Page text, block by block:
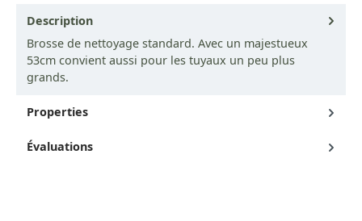
Description
Brosse de nettoyage standard. Avec un majestueux
53cm convient aussi pour les tuyaux un peu plus
grands.
Properties
Évaluations